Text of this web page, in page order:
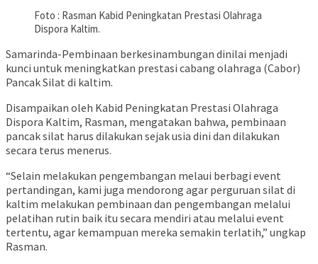
Foto : Rasman Kabid Peningkatan Prestasi Olahraga
Dispora Kaltim.
Samarinda-Pembinaan berkesinambungan dinilai menjadi
kunci untuk meningkatkan prestasi cabang olahraga (Cabor)
Pancak Silat di kaltim.
Disampaikan oleh Kabid Peningkatan Prestasi Olahraga
Dispora Kaltim, Rasman, mengatakan bahwa, pembinaan
pancak silat harus dilakukan sejak usia dini dan dilakukan
secara terus menerus.
“Selain melakukan pengembangan melaui berbagi event
pertandingan, kami juga mendorong agar perguruan silat di
kaltim melakukan pembinaan dan pengembangan melalui
pelatihan rutin baik itu secara mendiri atau melalui event
tertentu, agar kemampuan mereka semakin terlatih,” ungkap
Rasman.